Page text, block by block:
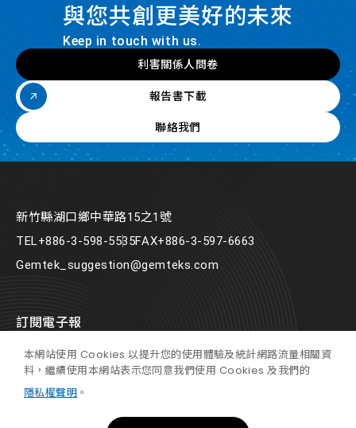
與您共創更美好的未來
Keep in touch with us.
利害關係人問卷
報告書下載
聯絡我們
新竹縣湖口鄉中華路15之1號
TEL+886-3-598-5535FAX+886-3-597-6663
Gemtek_suggestion@gemteks.com
訂閱電子報
本網站使用 Cookies 以提升您的使用體驗及統計網路流量相關資
料，繼續使用本網站表示您同意我們使用 Cookies 及我們的
隱私權聲明 。